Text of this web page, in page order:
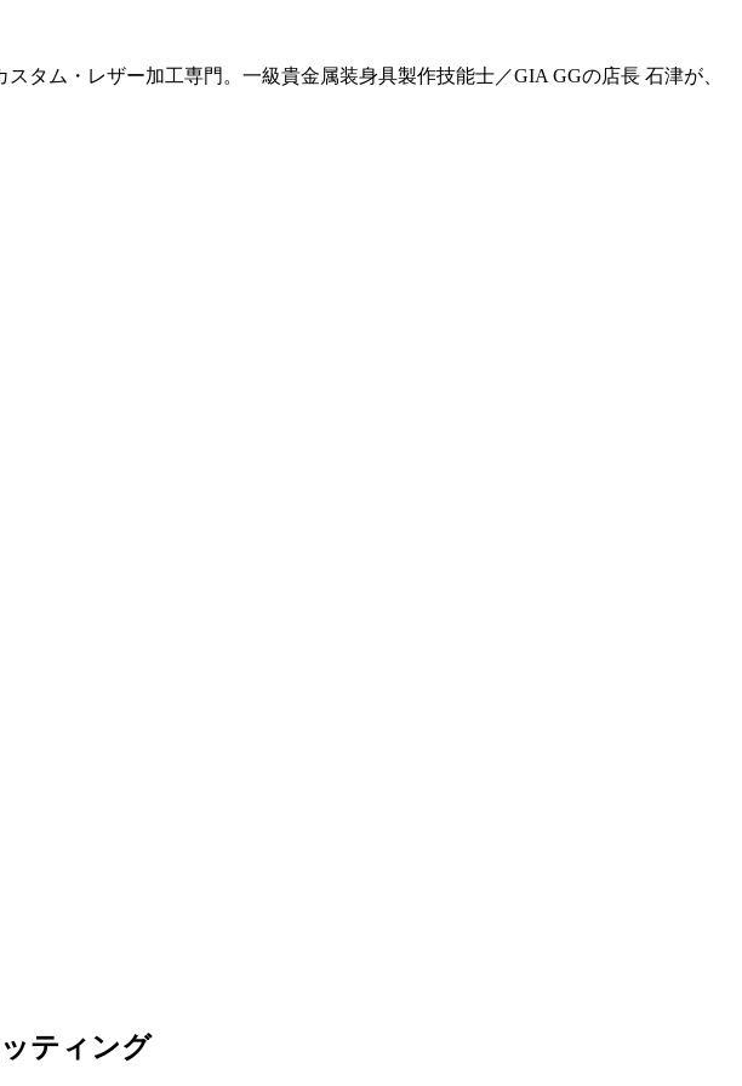
ム・レザー加工専門。一級貴金属装身具製作技能士／GIA GGの店長 石津が、
ティング